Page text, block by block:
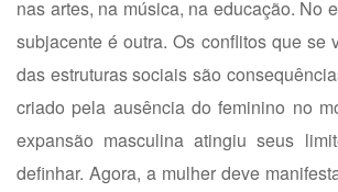
nas artes, na música, na educação. No
subjacente é outra. Os conflitos que se
das estruturas sociais são
criado pela ausência do feminino no
expansão masculina atingiu seus
definhar. Agora, a mulher deve